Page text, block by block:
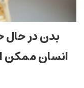
بدن در
انسان ممکن